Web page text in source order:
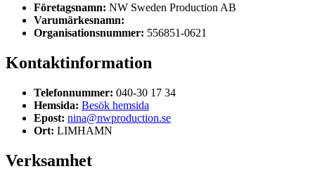
Företagsnamn: NW Sweden Production AB
Varumärkesnamn:
Organisationsnummer: 556851-0621
Kontaktinformation
Telefonnummer: 040-30 17 34
Hemsida: Besök hemsida
Epost: nina@nwproduction.se
Ort: LIMHAMN
Verksamhet